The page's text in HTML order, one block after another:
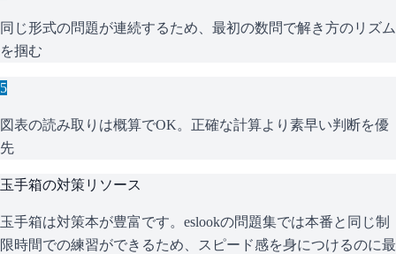
同じ形式の問題が連続するため、最初の数問で解き方のリズム
を掴む
5
図表の読み取りは概算でOK。正確な計算より素早い判断を優
先
玉手箱の対策リソース
玉手箱は対策本が豊富です。eslookの問題集では本番と同じ制
限時間での練習ができるため、スピード感を身につけるのに最